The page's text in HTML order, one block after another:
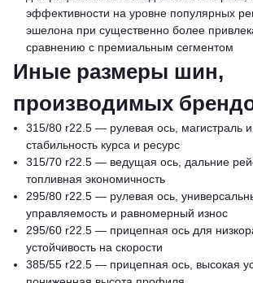
эффективности на уровне популярных
эшелона при существенно более
сравнению с премиальным сегментом
Иные размеры шин,
производимых
315/80 r22.5 — рулевая ось, магистраль и
стабильность курса и ресурс
315/70 r22.5 — ведущая ось, дальние
топливная экономичность
295/80 r22.5 — рулевая ось,
управляемость и равномерный износ
295/60 r22.5 — прицепная ось для
устойчивость на скорости
385/55 r22.5 — прицепная ось, высокая